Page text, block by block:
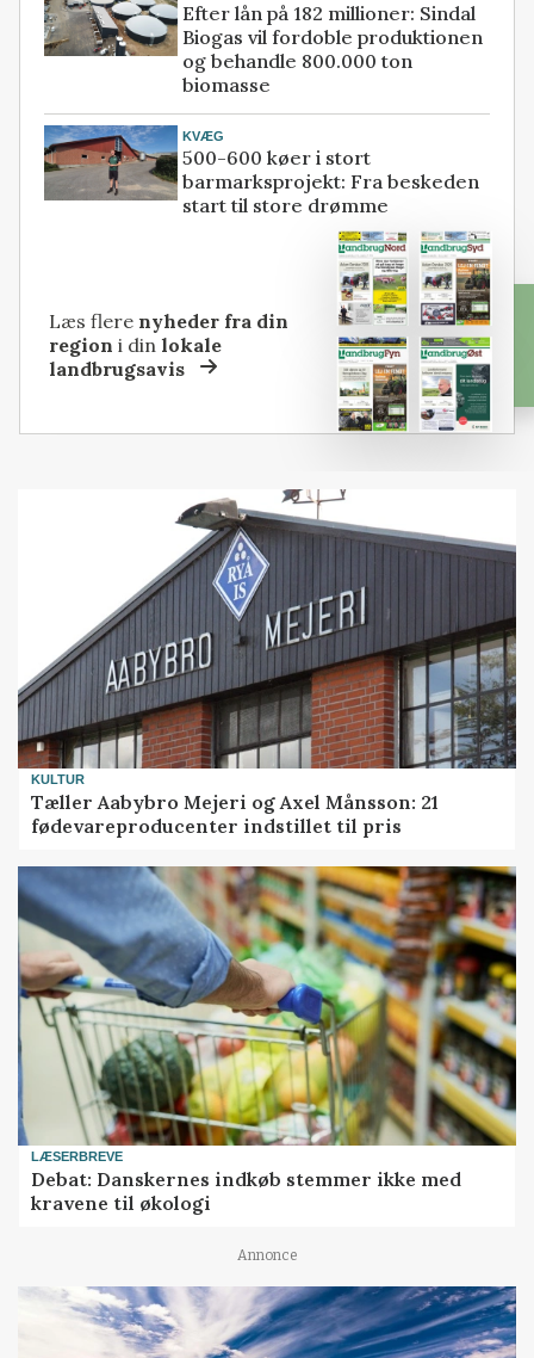
Efter lån på 182 millioner: Sindal
Biogas vil fordoble produktionen
og behandle 800.000 ton
biomasse
KVÆG
500-600 køer i stort
barmarksprojekt: Fra beskeden
start til store drømme
Læs flere nyheder fra din
region i dinlokale
landbrugsavis
KULTUR
Tæller Aabybro Mejeri og Axel Månsson: 21
fødevareproducenter indstillet til pris
LÆSERBREVE
Debat: Danskernes indkøb stemmer ikke med
kravene til økologi
Annonce